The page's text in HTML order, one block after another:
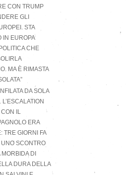
CON TRUMP
GLI
STA
IN EUROPA
CHE
MA È RIMASTA
DA SOLA
CON IL
ERA
TRE GIORNI FA
UNO SCONTRO
DI
DURA DELLA